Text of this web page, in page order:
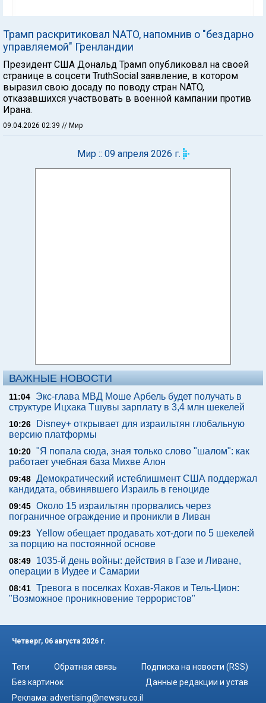
Трамп раскритиковал NATO, напомнив о "бездарно
управляемой" Гренландии
Президент США Дональд Трамп опубликовал на своей
странице в соцсети TruthSocial заявление, в котором
выразил свою досаду по поводу стран NATO,
отказавшихся участвовать в военной кампании против
Ирана.
09.04.2026 02:39 // Мир
Мир :: 09 апреля 2026 г.
ВАЖНЫЕ НОВОСТИ
11:04
Экс-глава МВД Моше Арбель будет получать в
структуре Ицхака Тшувы зарплату в 3,4 млн шекелей
10:26
Disney+ открывает для израильтян глобальную
версию платформы
10:20 "Я попала сюда, зная только слово "шалом": как
работает учебная база Михве Алон
09:48 Демократический истеблишмент США поддержал
кандидата, обвинявшего Израиль в геноциде
09:45 Около 15 израильтян прорвались через
пограничное ограждение и проникли в Ливан
09:23 Yellow обещает продавать хот-доги по 5 шекелей
за порцию на постоянной основе
08:49
1035-й день войны: действия в Газе и Ливане,
операции в Иудее и Самарии
08:41 Тревога в поселках Кохав-Яаков и Тель-Цион:
"Возможное проникновение террористов"
Четверг, 06 августа 2026 г.
Теги Обратная связь
Подписка на новости (RSS)
Без картинок
Данные редакции и устав
Реклама: advertising@newsru.co.il